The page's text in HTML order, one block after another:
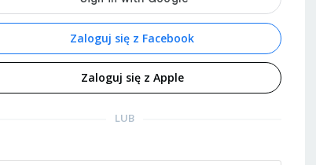
Zaloguj się z Facebook
Zaloguj się z Apple
LUB